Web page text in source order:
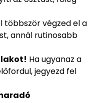
többször végzed el a
annál rutinosabb
Ha ugyanaz a
jegyezd fel